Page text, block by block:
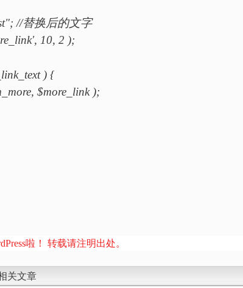
//替换后的文字
10, 2 );
) {
$more_link );
啦！ 转载请注明出处。
关文章